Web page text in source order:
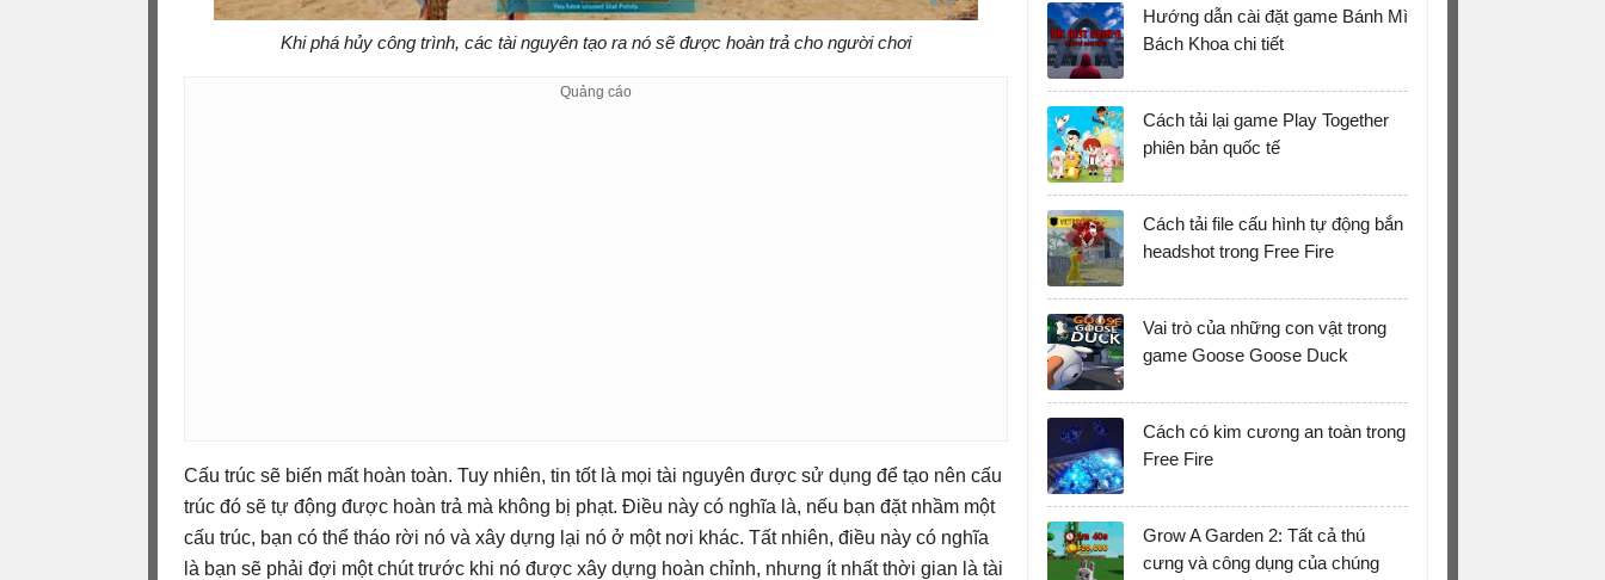
Khi phá hủy công trình, các tài nguyên tạo ra nó sẽ được hoàn trả cho người chơi
Cấu trúc sẽ biến mất hoàn toàn. Tuy nhiên, tin tốt là mọi tài nguyên được sử dụng để tạo nên cấu
trúc đó sẽ tự động được hoàn trả mà không bị phạt. Điều này có nghĩa là, nếu bạn đặt nhầm một
cấu trúc, bạn có thể tháo rời nó và xây dựng lại nó ở một nơi khác. Tất nhiên, điều này có nghĩa
là bạn sẽ phải đợi một chút trước khi nó được xây dựng hoàn chỉnh, nhưng ít nhất thời gian là tài
Hướng dẫn cài đặt game Bánh Mì
Bách Khoa chi tiết
Cách tải lại game Play Together
phiên bản quốc tế
Cách tải file cấu hình tự động bắn
headshot trong Free Fire
Vai trò của những con vật trong
game Goose Goose Duck
Cách có kim cương an toàn trong
Free Fire
Grow A Garden 2: Tất cả thú
cưng và công dụng của chúng